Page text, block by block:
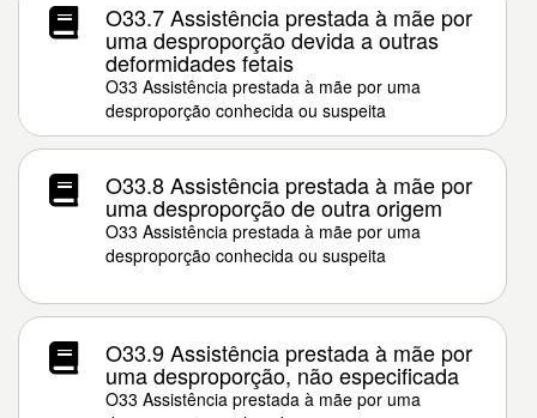
O33.7 Assistência prestada à mãe por
uma desproporção devida a outras
deformidades fetais
O33 Assistência prestada à mãe por uma
desproporção conhecida ou suspeita
O33.8 Assistência prestada à mãe por
uma desproporção de outra origem
O33 Assistência prestada à mãe por uma
desproporção conhecida ou suspeita
O33.9 Assistência prestada à mãe por
uma desproporção, não especificada
O33 Assistência prestada à mãe por uma